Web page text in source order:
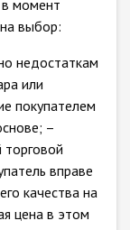
момент
выбор:
недостаткам
или
покупателем
–
торговой
вправе
качества на
цена в этом